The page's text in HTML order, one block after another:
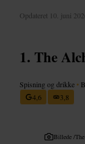
Opdateret 10. juni
The
Spisning og drikke •
4,6
3,8
Billede /